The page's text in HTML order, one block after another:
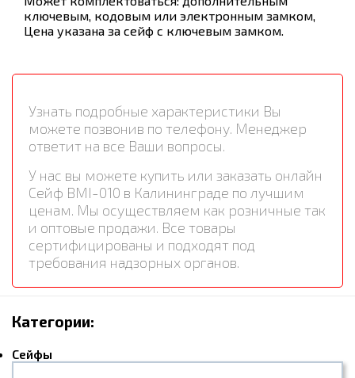
ключевым, кодовым или электронным замком,
Цена указана за сейф с ключевым замком.
Узнать подробные характеристики Вы
можете позвонив по телефону. Менеджер
ответит на все Ваши вопросы.
У нас вы можете купить или заказать онлайн
Сейф BMI-010 в Калининграде по лучшим
ценам. Мы осуществляем как розничные так
и оптовые продажи. Все товары
сертифицированы и подходят под
требования надзорных органов.
Категории:
Сейфы